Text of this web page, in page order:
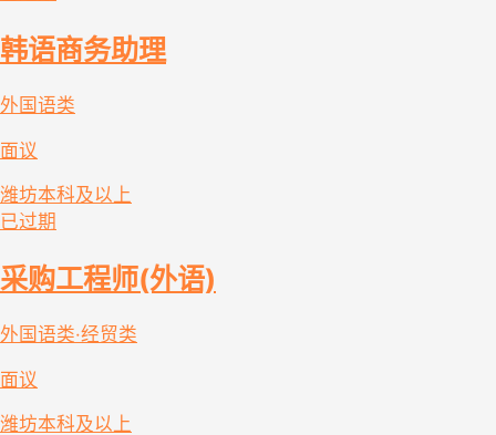
韩语商务助理
外国语类
面议
潍坊本科及以上
已过期
采购工程师(外语)
外国语类·经贸类
面议
潍坊本科及以上